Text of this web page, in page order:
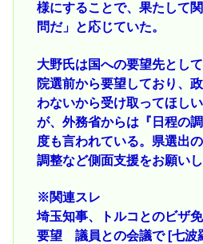
様にすることで、果たして
問だ」と応じていた。
大野氏は国への要望先とし
院選前から要望しており、
わないから受け取ってほし
が、外務省からは『日程の
度も言われている。県選出
調整など側面支援をお願い
※関連スレ
埼玉知事、トルコとのビザ
要望 議員との会議で [七波